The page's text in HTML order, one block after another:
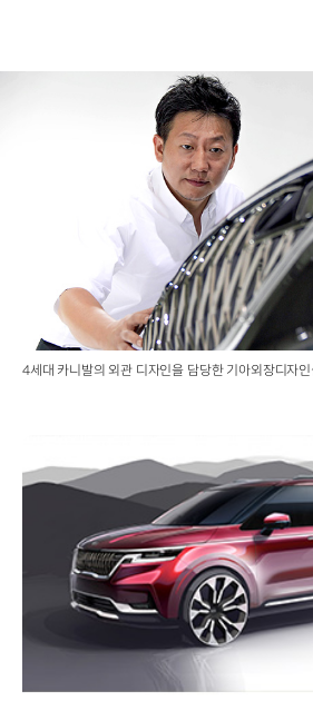
4세대 카니발의 외관 디자인을 담당한 기아외장디자